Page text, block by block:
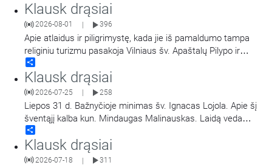
Klausk drąsiai
2026-08-01 396
Apie atlaidus ir piligrimystę, kada jie iš pamaldumo tampa
religiniu turizmu pasakoja Vilniaus šv. Apaštalų Pilypo ir
Jokūbo (dominikonų) vienuolyno prioras, kunigas Jokūbas
Marija Goštautas OP.
Klausk drąsiai
2026-07-25 258
Liepos 31 d. Bažnyčioje minimas šv. Ignacas Lojola. Apie šį
šventąjį kalba kun. Mindaugas Malinauskas. Laidą veda
Mantvydas Prekevičius.
Klausk drąsiai
2026-07-18 | 311